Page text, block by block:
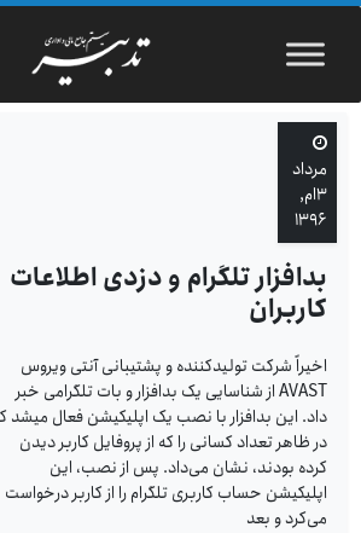
مرداد
۳ام,
۱۳۹۶
بدافزار تلگرام و دزدی اطلاعات
کاربران
اخیراً شرکت تولیدکننده و پشتیبانی آنتی ویروس
AVAST از شناسایی یک بدافزار و بات تلگرامی خبر
داد. این بدافزار با نصب یک اپلیکیشن فعال می­شد که
در ظاهر تعداد کسانی را که از پروفایل کاربر دیدن
کرده بودند، نشان می‌داد. پس از نصب، این
اپلیکیشن حساب کاربری تلگرام را از کاربر درخواست
می‌کرد و بعد